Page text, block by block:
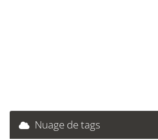
Nuage de tags